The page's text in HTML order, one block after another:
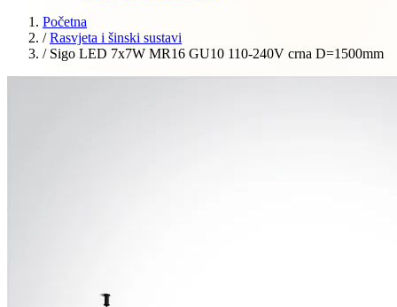
Početna
/ Rasvjeta i šinski sustavi
/ Sigo LED 7x7W MR16 GU10 110-240V crna D=1500mm